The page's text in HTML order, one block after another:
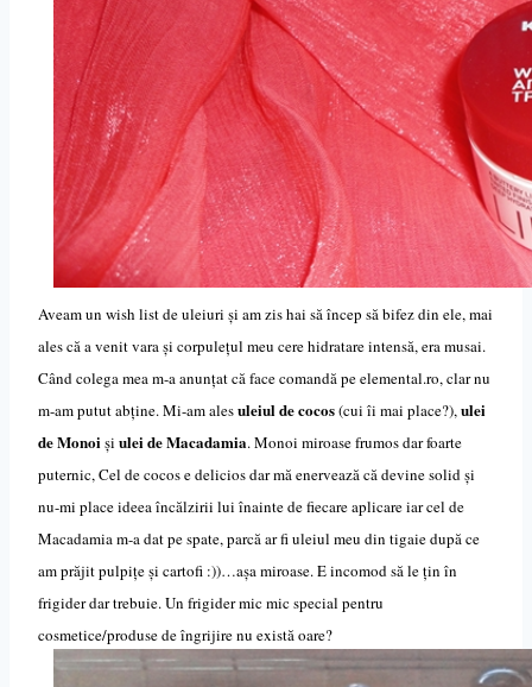
Aveam un wish list de uleiuri și am zis hai să încep să bifez din ele, mai
ales că a venit vara și corpulețul meu cere hidratare intensă, era musai.
Cândcolega mea m-a anunțat că face comandă pe elemental.ro, clar nu
m-am putut abține. Mi-am alesuleiul de cocos(cui îi mai place?),ulei
de Monoiși ulei de Macadamia. Monoi miroase frumos dar foarte
puternic, Cel de cocos e delicios dar mă enervează că devine solid și
nu-mi place ideea încălzirii lui înainte de fiecare aplicare iar cel de
Macadamia m-a dat pe spate, parcă ar fi uleiul meu din tigaie după ce
am prăjit pulpițe și cartofi :))…așa miroase. E incomod să le țin în
frigider dar trebuie. Un frigider mic mic special pentru
cosmetice/produse de îngrijire nu există oare?